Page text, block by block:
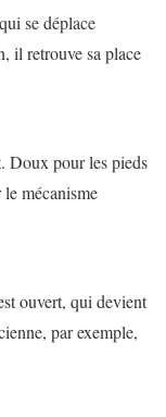
se déplace
il retrouve sa place
Doux pour les pieds
mécanisme
ouvert, qui devient
par exemple,